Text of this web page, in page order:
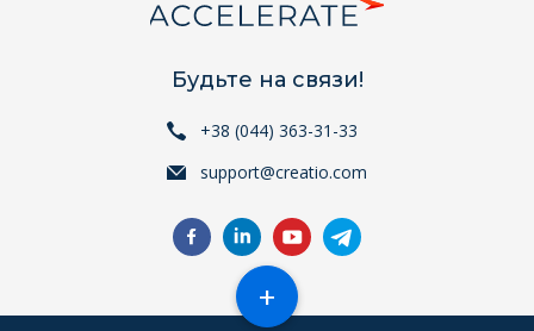
Будьте на связи!
+38 (044) 363-31-33
support@creatio.com
+